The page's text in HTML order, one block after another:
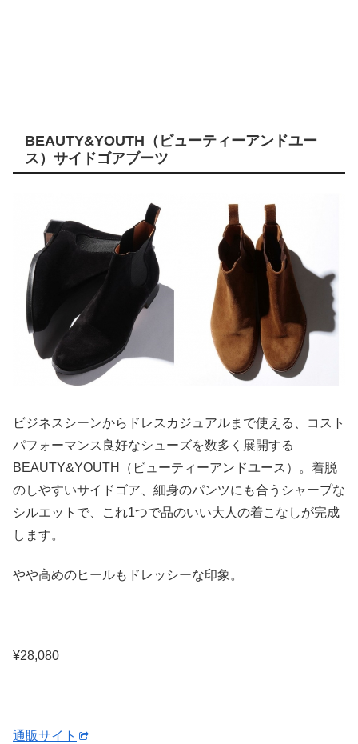
BEAUTY&YOUTH（ビューティーアンドユー
ス）サイドゴアブーツ
ビジネスシーンからドレスカジュアルまで使える、コスト
パフォーマンス良好なシューズを数多く展開する
BEAUTY&YOUTH（ビューティーアンドユース）。着脱
のしやすいサイドゴア、細身のパンツにも合うシャープな
シルエットで、これ1つで品のいい大人の着こなしが完成
します。
やや高めのヒールもドレッシーな印象。
¥28,080
通販サイト